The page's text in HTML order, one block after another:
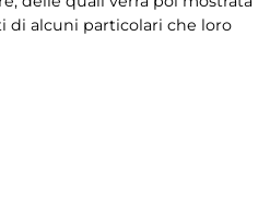
di alcuni particolari che loro